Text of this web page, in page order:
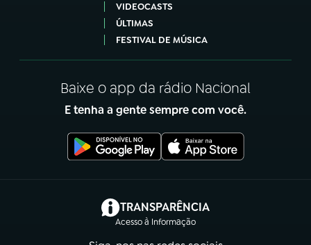
VIDEOCASTS
ÚLTIMAS
FESTIVAL DE MÚSICA
Baixe o app da rádio Nacional
E tenha a gente sempre com você.
TRANSPARÊNCIA
Acesso à Informação
(abre em nova aba)